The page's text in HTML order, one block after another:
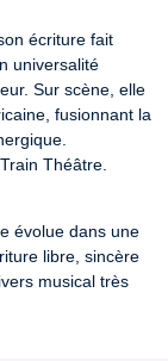
écriture fait
universalité
Sur scène, elle
fusionnant la
Théâtre.
évolue dans une
libre, sincère
musical très